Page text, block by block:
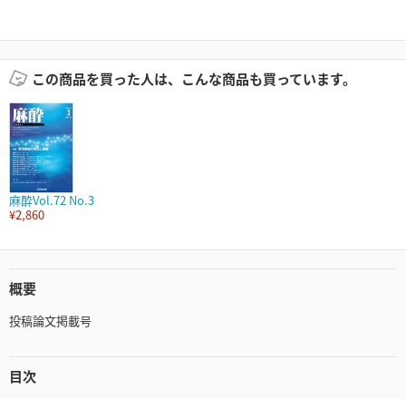
この商品を買った人は、こんな商品も買っています。
麻酔Vol.72 No.3
¥2,860
概要
投稿論文掲載号
目次